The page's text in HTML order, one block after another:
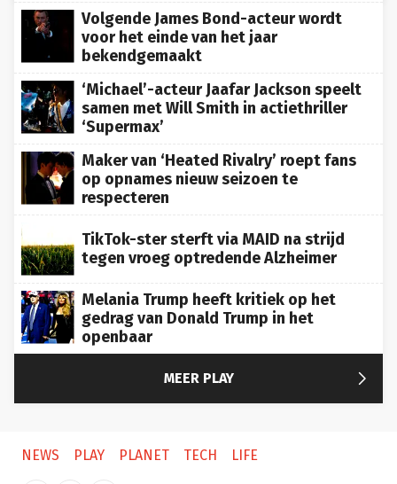
Volgende James Bond-acteur wordt
voor het einde van het jaar
bekendgemaakt
‘Michael’-acteur Jaafar Jackson speelt
samen met Will Smith in actiethriller
‘Supermax’
Maker van ‘Heated Rivalry’ roept fans
op opnames nieuw seizoen te
respecteren
TikTok-ster sterft via MAID na strijd
tegen vroeg optredende Alzheimer
Melania Trump heeft kritiek op het
gedrag van Donald Trump in het
openbaar
MEER PLAY 
NEWS PLAY PLANET TECH LIFE